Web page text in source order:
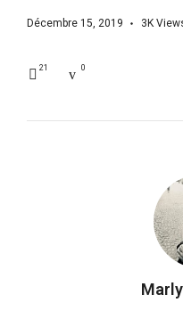
Décembre 15, 2019 3K
0
21